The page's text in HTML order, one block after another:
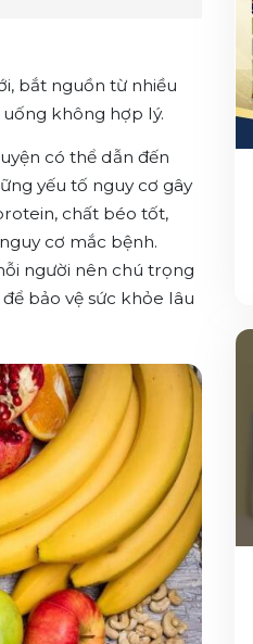
bắt nguồn từ nhiều
không hợp lý.
có thể dẫn đến
yếu tố nguy cơ gây
chất béo tốt,
cơ mắc bệnh.
người nên chú trọng
bảo vệ sức khỏe lâu